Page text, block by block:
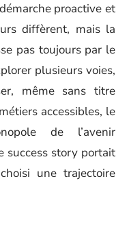
proactive et
diffèrent, mais la
pas toujours par le
plusieurs voies,
même sans titre
accessibles, le
de l’avenir
success story portait
une trajectoire